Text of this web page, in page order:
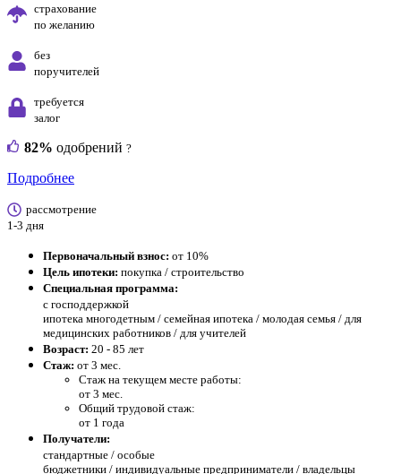
страхование
по желанию
без
поручителей
требуется
залог
82% одобрений ?
Подробнее
рассмотрение
1-3 дня
Первоначальный взнос: от 10%
Цель ипотеки: покупка / строительство
Специальная программа:
с господдержкой
ипотека многодетным / семейная ипотека / молодая семья / для
медицинских работников / для учителей
Возраст: 20 - 85 лет
Стаж: от 3 мес.
Стаж на текущем месте работы:
от 3 мес.
Общий трудовой стаж:
от 1 года
Получатели:
стандартные / особые
бюджетники / индивидуальные предприниматели / владельцы